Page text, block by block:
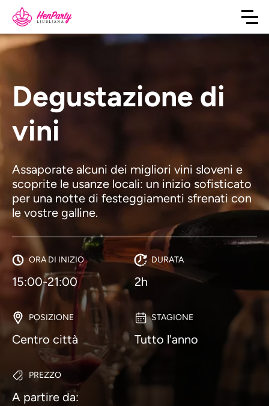
Degustazione di
vini
Assaporate alcuni dei migliori vini sloveni e
scoprite le usanze locali: un inizio sofisticato
per una notte di festeggiamenti sfrenati con
le vostre galline.
ORA DI INIZIO
15:00-21:00
DURATA
2h
POSIZIONE
Centro città
STAGIONE
Tutto l'anno
PREZZO
A partire da: